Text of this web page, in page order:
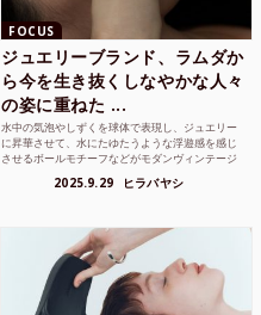
FOCUS
ジュエリーブランド、ラムダか
ら今を生き抜くしなやかな人々
の姿に重ねた ...
水中の気泡やしずくを球体で表現し、ジュエリー
に昇華させて、水にたゆたうような浮遊感を感じ
させるボールモチーフなどがモダンヴィンテージ
2025.9.29 ヒラバヤシ